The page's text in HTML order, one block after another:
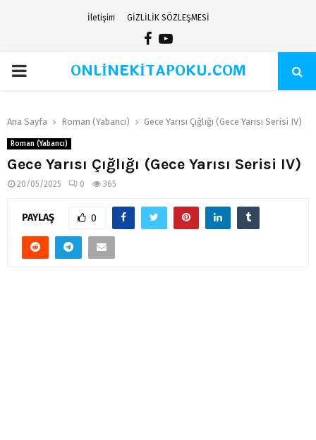
İletişim GİZLİLİK SÖZLEŞMESİ
Facebook
Youtube
PRIMARYONLİNEKİTAPOKU.COM
Ana Sayfa Roman (Yabancı) Gece Yarısı Çığlığı (Gece Yarısı Serisi IV)
Roman (Yabancı)
Gece Yarısı Çığlığı (Gece Yarısı Serisi IV)
20/05/2025 0 365
PAYLAŞ 0